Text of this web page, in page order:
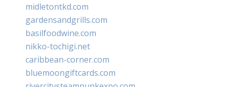
midletontkd.com
gardensandgrills.com
basilfoodwine.com
nikko-tochigi.net
caribbean-corner.com
bluemoongiftcards.com